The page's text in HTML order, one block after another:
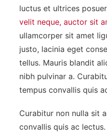
luctus et ultrices
velit neque, auctor sit
ullamcorper sit amet
justo, lacinia eget
tellus. Mauris blandit
nibh pulvinar a.
tempus convallis quis
Curabitur non nulla sit
convallis quis ac